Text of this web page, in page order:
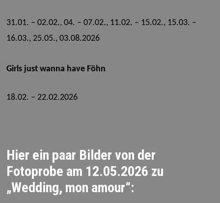
31.01. – 02.02., 04. – 07.02., 11.02. – 15.02., 15.03. –
16.03., 25.05., 03.08.2026
Girls just wanna have Föhn
18.02. – 22.02.2026
Hier ein paar Bilder von der
Fotoprobe am 12.05.2026 zu
„Wedding, mon amour“: